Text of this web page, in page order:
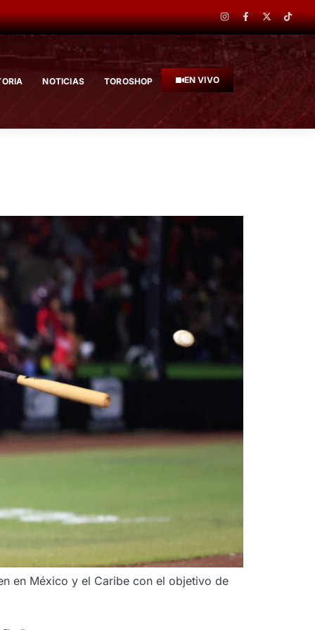
NOTICIAS TOROSHOP EN VIVO
en México y el Caribe con el objetivo de